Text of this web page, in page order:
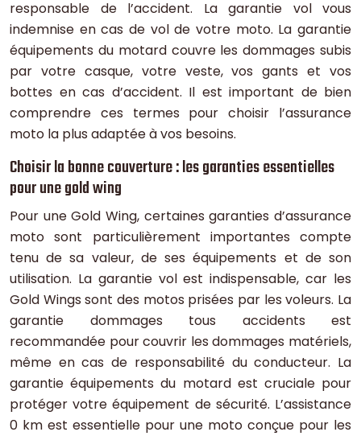
responsable de l’accident. La garantie vol vous
indemnise en cas de vol de votre moto. La garantie
équipements du motard couvre les dommages subis
par votre casque, votre veste, vos gants et vos
bottes en cas d’accident. Il est important de bien
comprendre ces termes pour choisir l’assurance
moto la plus adaptée à vos besoins.
Choisir la bonne couverture : les garanties essentielles
pour une gold wing
Pour une Gold Wing, certaines garanties d’assurance
moto sont particulièrement importantes compte
tenu de sa valeur, de ses équipements et de son
utilisation. La garantie vol est indispensable, car les
Gold Wings sont des motos prisées par les voleurs. La
garantie dommages tous accidents est
recommandée pour couvrir les dommages matériels,
même en cas de responsabilité du conducteur. La
garantie équipements du motard est cruciale pour
protéger votre équipement de sécurité. L’assistance
0 km est essentielle pour une moto conçue pour les